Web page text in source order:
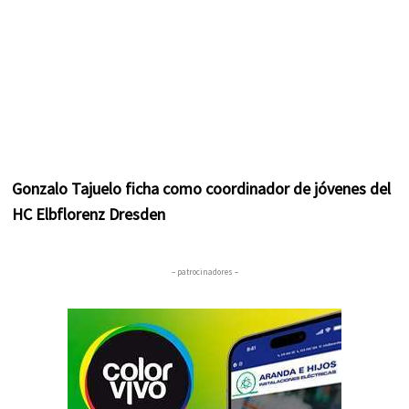
Gonzalo Tajuelo ficha como coordinador de jóvenes del
HC Elbflorenz Dresden
– patrocinadores –